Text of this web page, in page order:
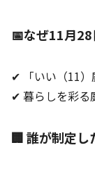
📅なぜ11月
✔ 「いい（11
✔ 暮らしを彩る
🏢 誰が制定し